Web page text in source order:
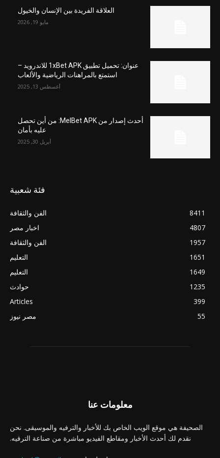
العلاقة الفريدة بين الإنسان والخيول
مايو 19, 2026
عنوان: تحميل تطبيق 1xBet APK للاندرويد –
استمتع بالمراهنات الرياضية والألعاب
أغسطس 13, 2025
أحدث إصدار من MelBet APK: من أين تحصل
عليه بأمان
أبريل 30, 2025
فئة شعبية
الفن والثقافة
8411
اخبار مصر
4807
الفن والثقافة
1957
التعليم
1651
التعليم
1649
حوادث
1235
Articles
399
مصر نيوز
55
معلومات عنا
الصحيفة هي موقع الويب الخاص بك للأخبار والترفيه والموسيقى. نحن
نقدم لك أحدث الأخبار ومقاطع الفيديو مباشرة من صناعة الترفيه.